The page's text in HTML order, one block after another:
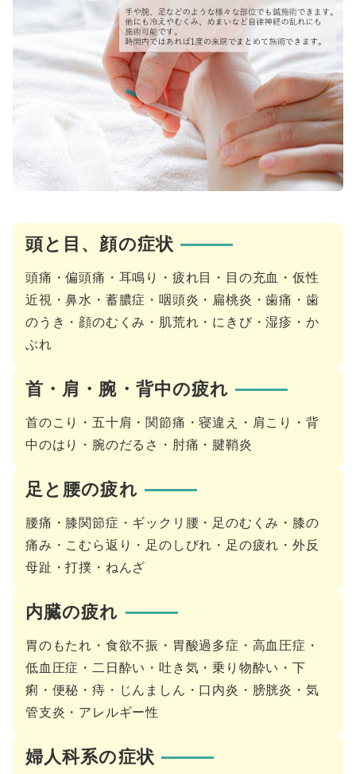
頭と目、顔の症状
頭痛・偏頭痛・耳鳴り・疲れ目・目の充血・仮性
近視・鼻水・蓄膿症・咽頭炎・扁桃炎・歯痛・歯
のうき・顔のむくみ・肌荒れ・にきび・湿疹・か
ぶれ
首・肩・腕・背中の疲れ
首のこり・五十肩・関節痛・寝違え・肩こり・背
中のはり・腕のだるさ・肘痛・腱鞘炎
足と腰の疲れ
腰痛・膝関節症・ギックリ腰・足のむくみ・膝の
痛み・こむら返り・足のしびれ・足の疲れ・外反
母趾・打撲・ねんざ
内臓の疲れ
胃のもたれ・食欲不振・胃酸過多症・高血圧症・
低血圧症・二日酔い・吐き気・乗り物酔い・下
痢・便秘・痔・じんましん・口内炎・膀胱炎・気
管支炎・アレルギー性
婦人科系の症状